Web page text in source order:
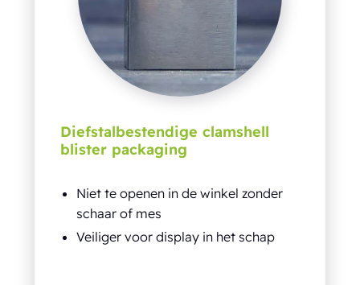
Diefstalbestendige clamshell
blister packaging
Niet te openen in de winkel zonder
schaar of mes
Veiliger voor display in het schap